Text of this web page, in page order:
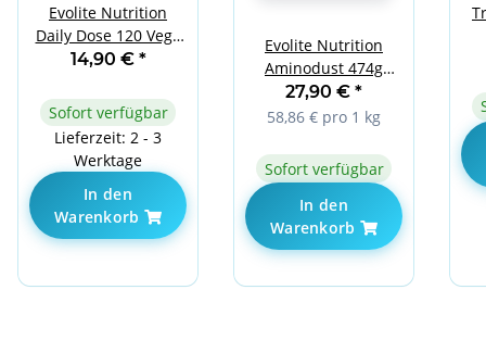
Evolite Nutrition
Daily Dose 120 Vege
Caps
14,90 € *
Sofort verfügbar
Lieferzeit: 2 - 3
Werktage
In den
Warenkorb
Evolite Nutrition
Aminodust 474g
Pineapple
27,90 € *
58,86 € pro 1 kg
Sofort verfügbar
In den
Warenkorb